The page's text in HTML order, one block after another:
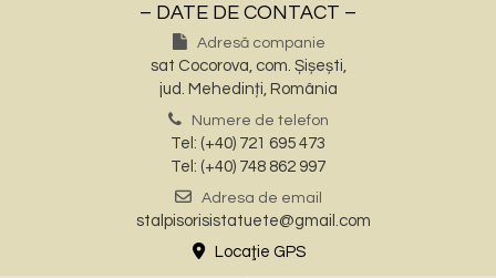
– DATE DE CONTACT –
Adresă companie
sat Cocorova, com. Șișești,
jud. Mehedinți, România
Numere de telefon
Tel: (+40) 721 695 473
Tel: (+40) 748 862 997
Adresa de email
stalpisorisistatuete@gmail.com
Locaţie GPS